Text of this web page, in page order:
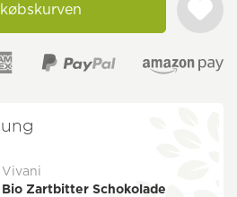
Vivani
Bio Zartbitter Schokolade